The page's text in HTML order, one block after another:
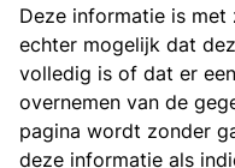
Deze informatie is
echter mogelijk dat
volledig is of dat er
overnemen van de
pagina wordt zonder
deze informatie als